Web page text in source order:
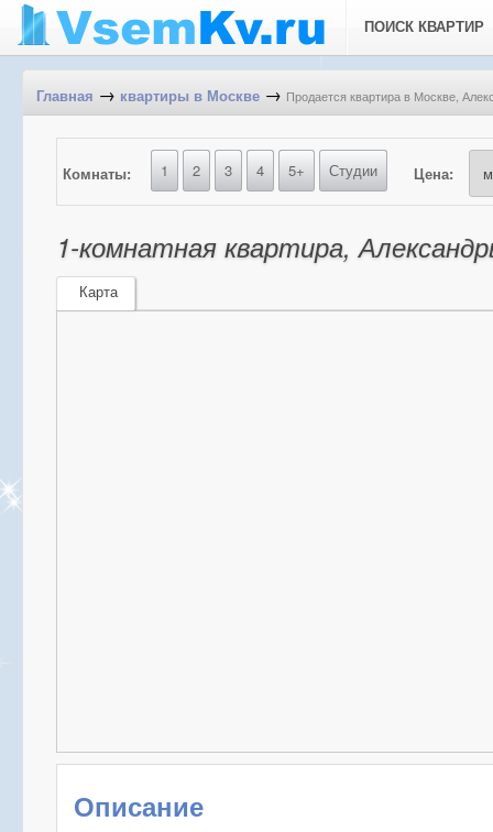
ПОИСК КВАРТИР
Главная → квартиры в Москве → Продается квартира в Москве,
Комнаты: 1 2 3 4 5+ Студии Цена:
1-комнатная квартира,
Карта
Описание